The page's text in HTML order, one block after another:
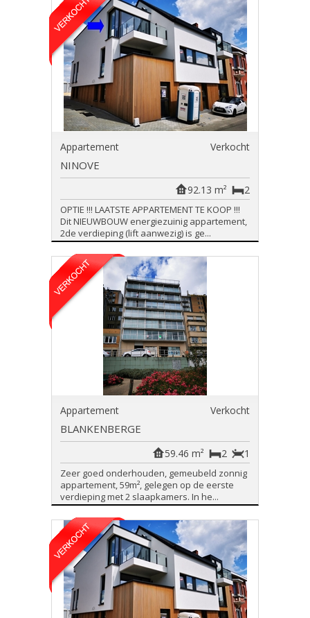
Appartement Verkocht
NINOVE
2
92.13 m²
OPTIE !!! LAATSTE APPARTEMENT TE KOOP !!!
Dit NIEUWBOUW energiezuinig appartement,
2de verdieping (lift aanwezig) is ge...
Appartement Verkocht
BLANKENBERGE
1
2
59.46 m²
Zeer goed onderhouden, gemeubeld zonnig
appartement, 59m², gelegen op de eerste
verdieping met 2 slaapkamers. In he...